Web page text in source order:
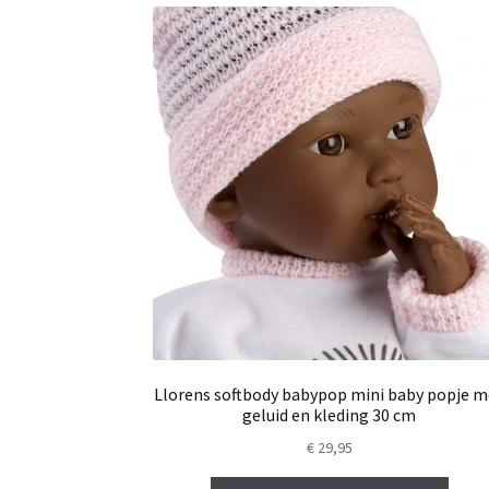
Llorens softbody babypop mini baby popje
geluid en kleding 30 cm
€29,95